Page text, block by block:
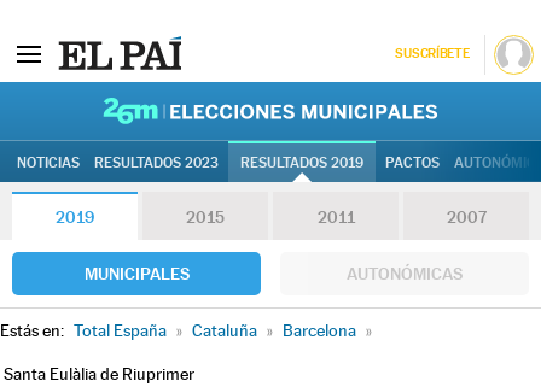
SUSCRÍBETE
NOTICIAS RESULTADOS 2023 RESULTADOS 2019 PACTOS
2019 2015 2011 2007
MUNICIPALES AUTONÓMICAS
Estás en: Total España » Cataluña » Barcelona »
Santa Eulàlia de Riuprimer